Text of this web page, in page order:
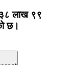
३८ लाख ९९
छ।